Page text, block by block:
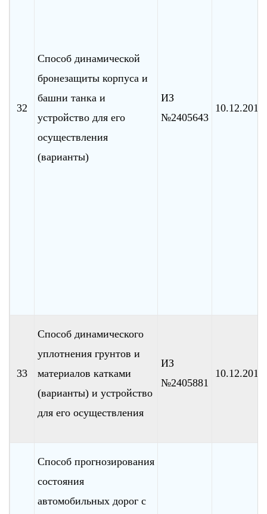
32
Способ динамической
бронезащиты корпуса и
башни танка и
устройство для его
осуществления
(варианты)
ИЗ
№2405643
10.12.2010
33
Способ динамического
уплотнения грунтов и
материалов катками
(варианты) и устройство
для его осуществления
ИЗ
№2405881
10.12.2010
Способ прогнозирования
состояния
автомобильных дорог с